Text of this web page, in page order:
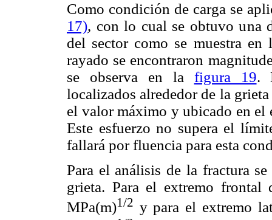
Como condición de carga se
17), con lo cual se obtuvo una
del sector como se muestra
rayado se encontraron
se observa en la figura 19.
localizados alrededor de la
el valor máximo y ubicado en
Este esfuerzo no supera el
fallará por fluencia para esta
Para el análisis de la fractura
grieta. Para el extremo
MPa(m)1/2 y para el extremo